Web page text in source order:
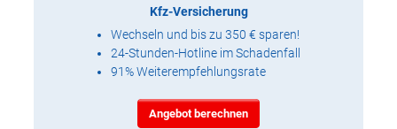
Kfz-Versicherung
Wechseln und bis zu 350 € sparen!
24-Stunden-Hotline im Schadenfall
91% Weiterempfehlungsrate
Angebot berechnen